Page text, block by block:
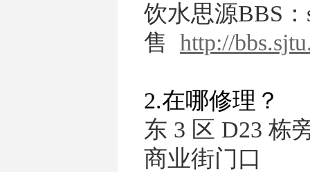
饮水思源BBS：
售 http://
2.在哪修理？
东 3 区 D23 栋
商业街门口